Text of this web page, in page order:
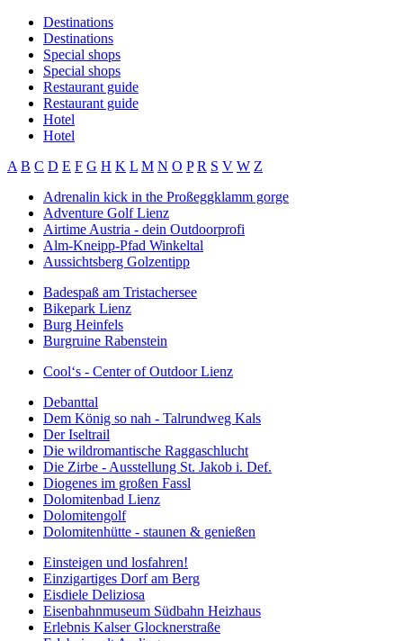
Destinations
Destinations
Special shops
Special shops
Restaurant guide
Restaurant guide
Hotel
Hotel
A B C D E F G H K L M N O P R S V W Z
Adrenalin kick in the Proßeggklamm gorge
Adventure Golf Lienz
Airtime Austria - dein Outdoorprofi
Alm-Kneipp-Pfad Winkeltal
Aussichtsberg Golzentipp
Badespaß am Tristachersee
Bikepark Lienz
Burg Heinfels
Burgruine Rabenstein
Cool‘s - Center of Outdoor Lienz
Debanttal
Dem König so nah - Talrundweg Kals
Der Iseltrail
Die wildromantische Raggaschlucht
Die Zirbe - Ausstellung St. Jakob i. Def.
Diogenes im großen Fassl
Dolomitenbad Lienz
Dolomitengolf
Dolomitenhütte - staunen & genießen
Einsteigen und losfahren!
Einzigartiges Dorf am Berg
Eisdiele Deliziosa
Eisenbahnmuseum Südbahn Heizhaus
Erlebnis Kalser Glocknerstraße